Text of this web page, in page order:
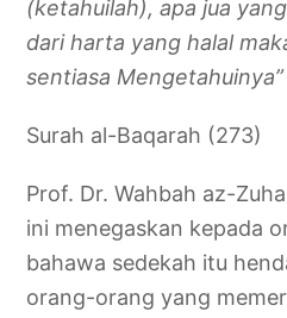
(ketahuilah), apa jua
dari harta yang halal
sentiasa Mengetahuinya”
Surah al-Baqarah (273)
Prof. Dr. Wahbah az-
ini menegaskan kepada
bahawa sedekah itu
orang-orang yang